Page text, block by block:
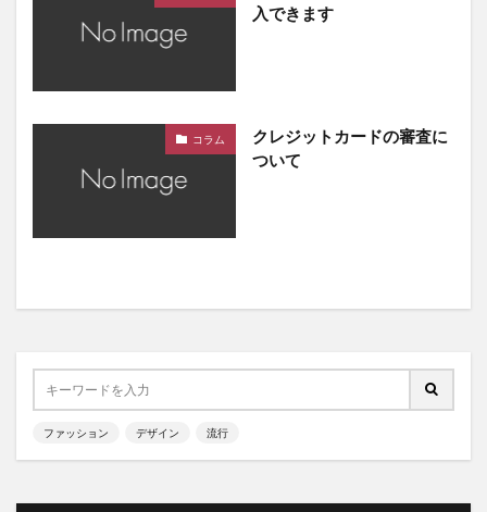
入できます
コラム
クレジットカードの審査に
ついて
ファッション デザイン 流行